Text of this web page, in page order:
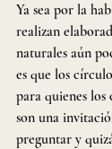
Ya sea por la
realizan
naturales aún
es que los
para quienes los
son una
preguntar y